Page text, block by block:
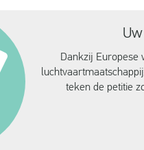
Dankzij Europese
teken de petitie